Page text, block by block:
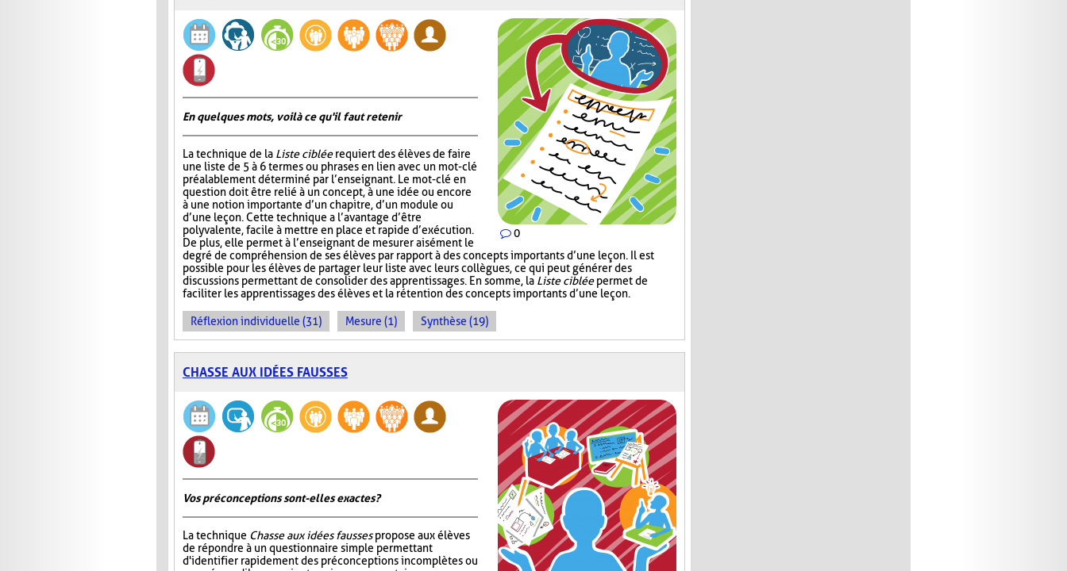
0
En quelques mots, voilà ce qu'il faut retenir
La technique de la Liste cibléerequiert des élèves de faire
une liste de 5 à 6 termes ou phrases en lien avec un mot-clé
préalablement déterminé par l’enseignant. Le mot-clé en
question doit être relié à un concept, à une idée ou encore
à une notion importante d’un chapitre, d’un module ou
d’une leçon. Cette technique a l’avantage d’être
polyvalente, facile à mettre en place et rapide d’exécution.
De plus, elle permet à l’enseignant de mesurer aisément le
degré de compréhension de ses élèves par rapport à des concepts importants d’une leçon. Il est
possible pour les élèves de partager leur liste avec leurs collègues, ce qui peut générer des
discussions permettant de consolider des apprentissages. En somme, la Liste cibléepermet de
faciliter les apprentissages des élèves et la rétention des concepts importants d’une leçon.
Réflexion individuelle (31) Mesure (1) Synthèse (19)
CHASSE AUX IDÉES FAUSSES
Vos préconceptions sont-elles exactes ?
La technique Chasse aux idées faussespropose aux élèves
de répondre à un questionnaire simple permettant
d'identifier rapidement des préconceptions incomplètes ou